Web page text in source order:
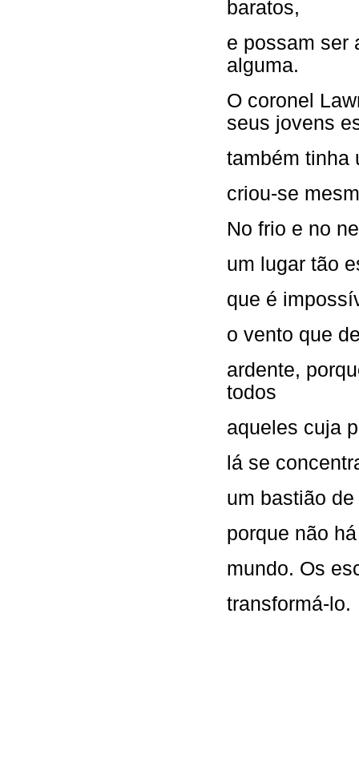
baratos,
e possam ser
alguma.
O coronel
seus jovens
também tinha
criou-se
No frio e no
um lugar tão
que é
o vento que
ardente,
todos
aqueles cuja
lá se
um bastião
porque não
mundo. Os
transformá-lo.